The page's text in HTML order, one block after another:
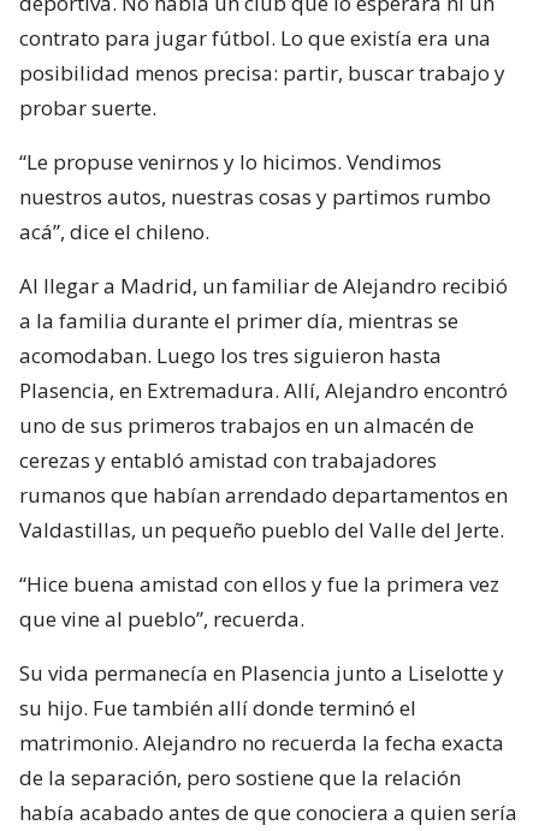
contrato para jugar fútbol. Lo que existía era una
posibilidad menos precisa: partir, buscar trabajo y
probar suerte.
“Le propuse venirnos y lo hicimos. Vendimos
nuestros autos, nuestras cosas y partimos rumbo
acá”, dice el chileno.
Al llegar a Madrid, un familiar de Alejandro recibió
a la familia durante el primer día, mientras se
acomodaban. Luego los tres siguieron hasta
Plasencia, en Extremadura. Allí, Alejandro encontró
uno de sus primeros trabajos en un almacén de
cerezas y entabló amistad con trabajadores
rumanos que habían arrendado departamentos en
Valdastillas, un pequeño pueblo del Valle del Jerte.
“Hice buena amistad con ellos y fue la primera vez
que vine al pueblo”, recuerda.
Su vida permanecía en Plasencia junto a Liselotte y
su hijo. Fue también allí donde terminó el
matrimonio. Alejandro no recuerda la fecha exacta
de la separación, pero sostiene que la relación
había acabado antes de que conociera a quien sería